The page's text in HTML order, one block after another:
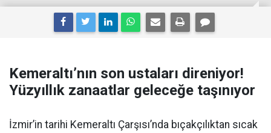
Kemeraltı’nın son ustaları direniyor!
Yüzyıllık zanaatlar geleceğe taşınıyor
İzmir’in tarihi Kemeraltı Çarşısı’nda bıçakçılıktan sıcak